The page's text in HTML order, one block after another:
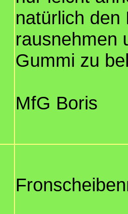
natürlich den
rausnehmen
Gummi zu
MfG Boris